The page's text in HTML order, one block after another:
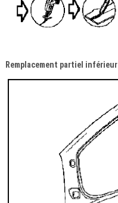
Remplacement partiel inférieur